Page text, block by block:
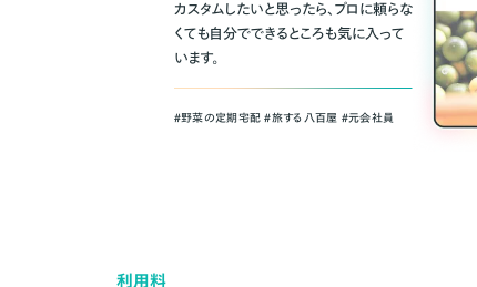
カスタムしたいと思ったら、プロに頼らな
くても自分でできるところも気に入って
います。
＃野菜の定期宅配 ＃旅する八百屋 ＃元会社員
利用料